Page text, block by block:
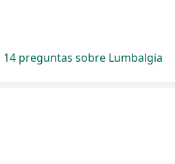
14 preguntas sobre Lumbalgia